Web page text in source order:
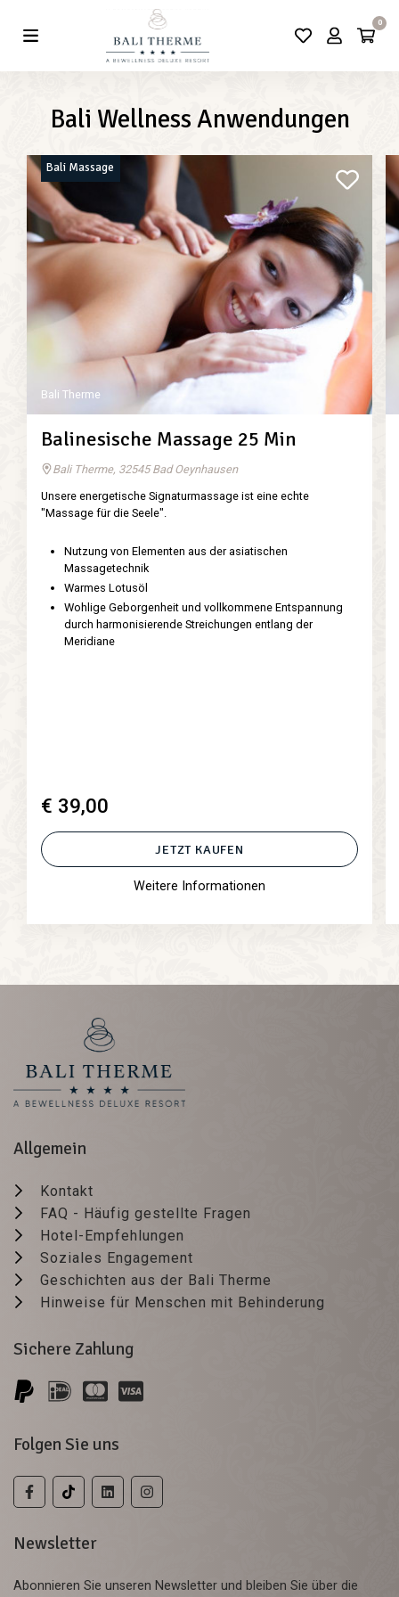
0
Bali Wellness Anwendungen
Bali Massage
Bali Therme
Balinesische Massage 25 Min
Bali Therme, 32545 Bad Oeynhausen
Unsere energetische Signaturmassage ist eine echte
"Massage für die Seele".
Nutzung von Elementen aus der asiatischen
Massagetechnik
Warmes Lotusöl
Wohlige Geborgenheit und vollkommene Entspannung
durch harmonisierende Streichungen entlang der
Meridiane
€ 39,00
JETZT KAUFEN
Weitere Informationen
Allgemein
Kontakt
FAQ - Häufig gestellte Fragen
Hotel-Empfehlungen
Soziales Engagement
Geschichten aus der Bali Therme
Hinweise für Menschen mit Behinderung
Sichere Zahlung
Folgen Sie uns
Newsletter
Abonnieren Sie unseren Newsletter und bleiben Sie über die